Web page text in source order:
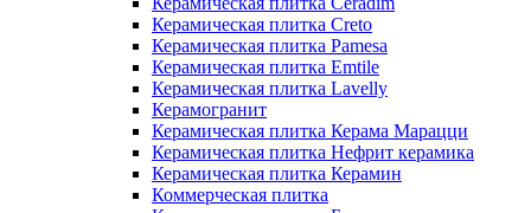
Керамическая плитка Creto
Керамическая плитка Pamesa
Керамическая плитка Emtile
Керамическая плитка Lavelly
Керамогранит
Керамическая плитка Керама Марацци
Керамическая плитка Нефрит керамика
Керамическая плитка Керамин
Коммерческая плитка